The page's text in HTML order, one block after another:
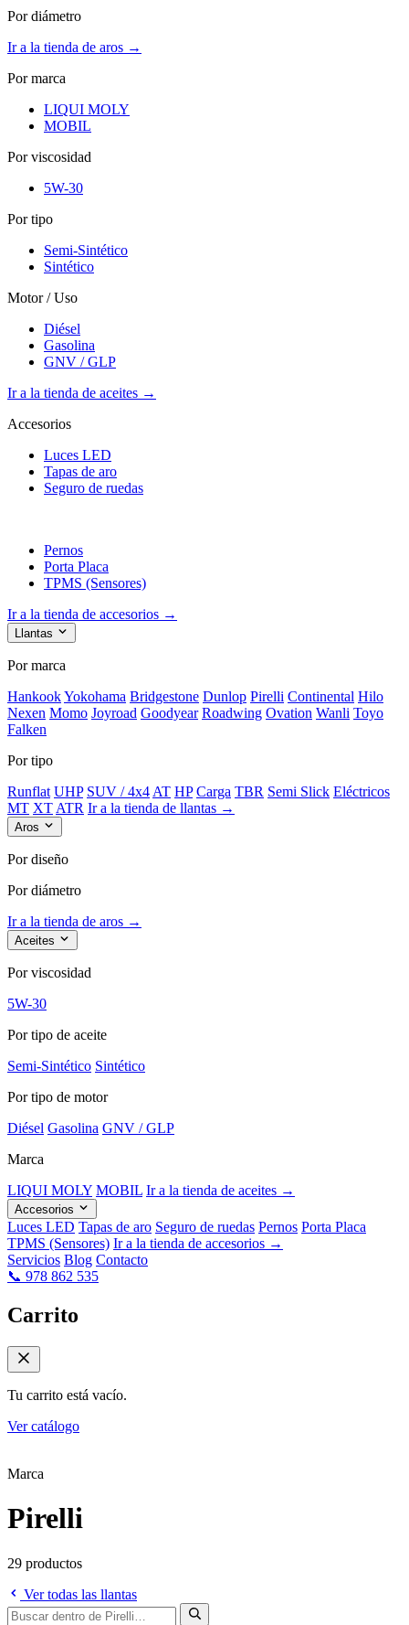
Por diámetro
Ir a la tienda de aros →
Por marca
LIQUI MOLY
MOBIL
Por viscosidad
5W-30
Por tipo
Semi-Sintético
Sintético
Motor / Uso
Diésel
Gasolina
GNV / GLP
Ir a la tienda de aceites →
Accesorios
Luces LED
Tapas de aro
Seguro de ruedas
Pernos
Porta Placa
TPMS (Sensores)
Ir a la tienda de accesorios →
Llantas
Por marca
HankookYokohama Bridgestone Dunlop Pirelli Continental Hilo
Nexen Momo Joyroad Goodyear Roadwing Ovation Wanli Toyo
Falken
Por tipo
Runflat UHP SUV / 4x4 AT HP Carga TBR Semi Slick Eléctricos
MT XT ATR Ir a la tienda de llantas →
Aros
Por diseño
Por diámetro
Ir a la tienda de aros →
Aceites
Por viscosidad
5W-30
Por tipo de aceite
Semi-Sintético Sintético
Por tipo de motor
Diésel Gasolina GNV / GLP
Marca
LIQUI MOLY MOBIL Ir a la tienda de aceites →
Accesorios
Luces LED Tapas de aro Seguro de ruedas Pernos Porta Placa
TPMS (Sensores) Ir a la tienda de accesorios →
Servicios Blog Contacto
📞 978 862 535
Carrito
Tu carrito está vacío.
Ver catálogo
Marca
Pirelli
29 productos
Ver todas las llantas